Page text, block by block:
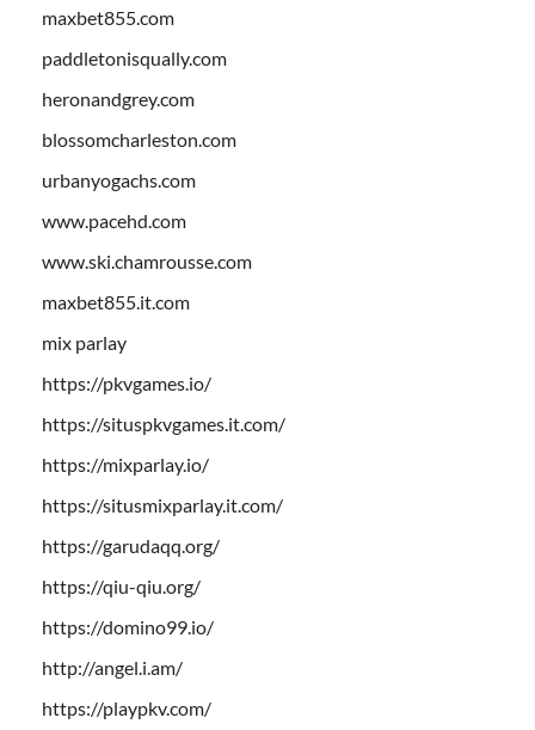
maxbet855.com
paddletonisqually.com
heronandgrey.com
blossomcharleston.com
urbanyogachs.com
www.pacehd.com
www.ski.chamrousse.com
maxbet855.it.com
mix parlay
https://pkvgames.io/
https://situspkvgames.it.com/
https://mixparlay.io/
https://situsmixparlay.it.com/
https://garudaqq.org/
https://qiu-qiu.org/
https://domino99.io/
http://angel.i.am/
https://playpkv.com/